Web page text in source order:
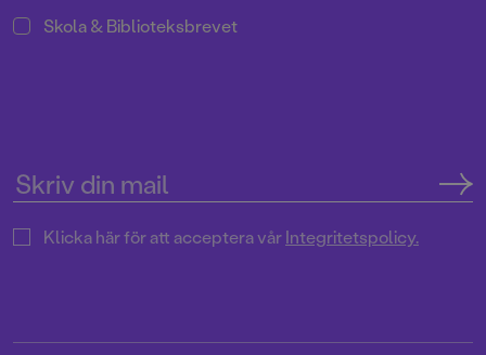
Skola & Biblioteksbrevet
Klicka här för att acceptera vårIntegritetspolicy.